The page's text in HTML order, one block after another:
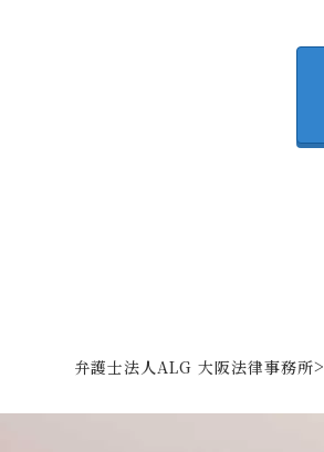
弁護士法人ALG 大阪法律事務所>